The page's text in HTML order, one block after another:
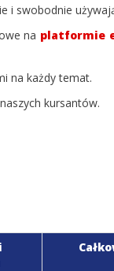
i swobodnie
na platformie
na każdy temat.
kursantów.